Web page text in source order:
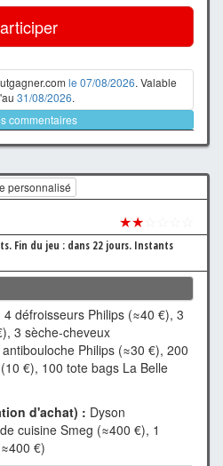
le 07/08/2026. Valable
31/08/2026.
commentaires
personnalisé
★★
Fin du jeu : dans 22 jours. Instants
4 défroisseurs Philips (≈40 €), 3
3 sèche-cheveux
Philips (≈30 €), 200
€), 100 tote bags La Belle
d'achat) : Dyson
cuisine Smeg (≈400 €), 1
€)